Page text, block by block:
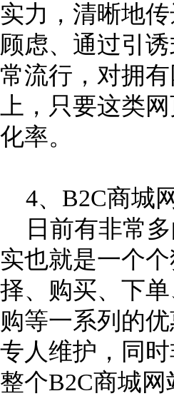
实力，清晰地
顾虑、通过引
常流行，对拥
上，只要这类
化率。
4、B2C商城
日前有非常多
实也就是一个
择、购买、下
购等一系列的
专人维护，同
整个B2C商城